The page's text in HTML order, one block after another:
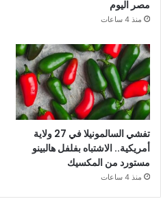
مصر اليوم
منذ 4 ساعات
تفشي السالمونيلا في 27 ولاية
أمريكية.. الاشتباه بفلفل هالبينو
مستورد من المكسيك
منذ 4 ساعات